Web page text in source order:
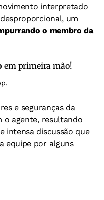
interpretado
um
o membro da
em primeira mão!
e seguranças da
o agente, resultando
intensa discussão que
equipe por alguns